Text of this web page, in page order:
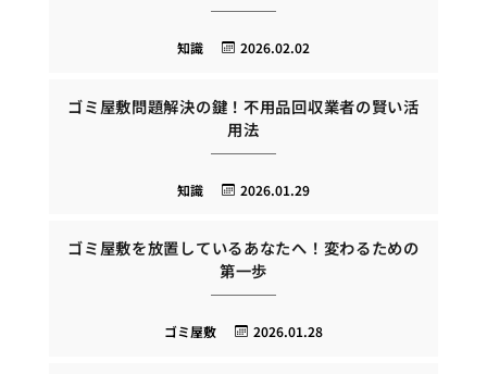
2026.02.02
知識
ゴミ屋敷問題解決の鍵！不用品回収業者の賢い活
用法
2026.01.29
知識
ゴミ屋敷を放置しているあなたへ！変わるための
第一歩
2026.01.28
ゴミ屋敷